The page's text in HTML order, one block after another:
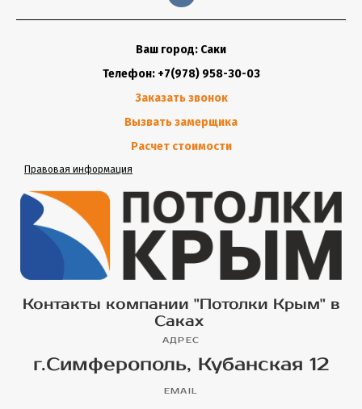
Ваш город: Саки
Телефон: +7(978) 958-30-03
Заказать звонок
Вызвать замерщика
Расчет стоимости
Правовая информация
Контакты компании "Потолки Крым" в
Саках
АДРЕС
г.Симферополь, Кубанская 12
EMAIL